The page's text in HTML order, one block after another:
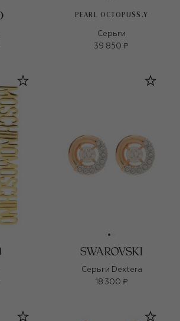
PEARL OCTOPUSS.Y
Серьги
39 850 ₽
Серьги Dextera
18 300 ₽